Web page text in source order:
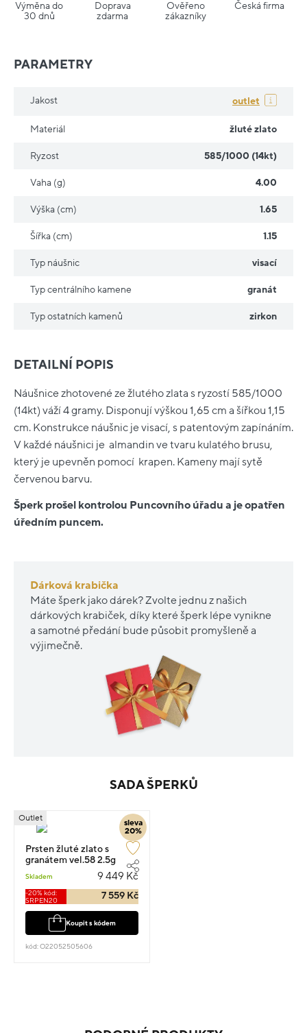
Výměna do
30 dnů
Doprava
zdarma
Ověřeno
zákazníky
Česká firma
DETAILNÍ POPIS
Náušnice zhotovené ze žlutého zlata s ryzostí 585/1000
(14kt) váží 4 gramy. Disponují výškou 1,65 cm a šířkou 1,15
cm. Konstrukce náušnic je visací, s patentovým zapínáním.
V každé náušnici je almandin ve tvaru kulatého brusu,
který je upevněn pomocí krapen. Kameny mají sytě
červenou barvu.
Šperk prošel kontrolou Puncovního úřadu a je opatřen
úředním puncem.
Dárková krabička
Máte šperk jako dárek? Zvolte jednu z našich
dárkových krabiček, díky které šperk lépe vynikne
a samotné předání bude působit promyšleně a
výjimečně.
PARAMETRY
Jakost outlet
Materiál žluté zlato
Ryzost 585/1000 (14kt)
Vaha (g) 4.00
Výška (cm) 1.65
Šířka (cm) 1.15
Typ náušnic visací
Typ centrálního kamene granát
Typ ostatních kamenů zirkon
SADA ŠPERKŮ
sleva
20%
Outlet
Prsten žluté zlato s
granátem vel.58 2.5g
Skladem 9 449 Kč
-20% kód:
SRPEN20
7 559 Kč
Koupit s kódem
kód: O22052505606